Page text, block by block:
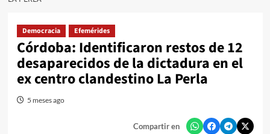
Democracia Efemérides
Córdoba: Identificaron restos de 12
desaparecidos de la dictadura en el
ex centro clandestino La Perla
5 meses ago
Compartir en